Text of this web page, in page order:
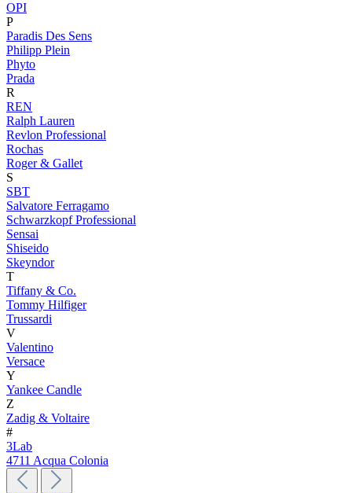
OPI
P
Paradis Des Sens
Philipp Plein
Phyto
Prada
R
REN
Ralph Lauren
Revlon Professional
Rochas
Roger & Gallet
S
SBT
Salvatore Ferragamo
Schwarzkopf Professional
Sensai
Shiseido
Skeyndor
T
Tiffany & Co.
Tommy Hilfiger
Trussardi
V
Valentino
Versace
Y
Yankee Candle
Z
Zadig & Voltaire
#
3Lab
4711 Acqua Colonia